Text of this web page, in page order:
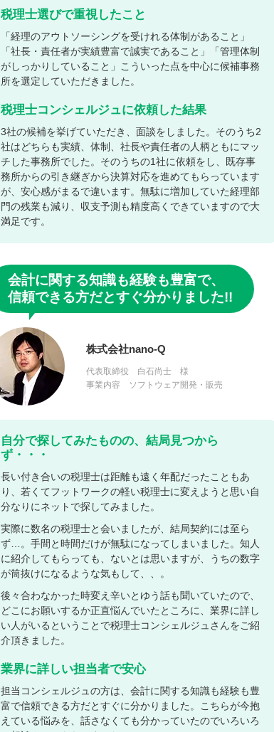
税理士選びで重視したこと
「経理のアウトソーシングを受けれる体制があること」
「社長・責任者が実績豊富で誠実であること」「管理体制
がしっかりしていること」こういった点を中心に候補事務
所を選定していただきました。
税理士コンシェルジュに依頼した結果
3社の候補を挙げていただき、面談をしました。そのうち2
社はどちらも実績、体制、社長や責任者の人柄ともにマッ
チした事務所でした。そのうちの1社に依頼をし、既存事
務所からの引き継ぎから決算対応を進めてもらっています
が、安心感がまるで違います。無駄に増加していた経理部
門の残業も減り、収支予測も精度高くできていますので大
満足です。
会計に関する知識も経験も豊富で、
信頼できる方だとすぐ分かりました!!
株式会社nano-Q
代表取締役 白石尚士 様
事業内容 ソフトウェア開発・販売
自分で探してみたものの、結局見つから
ず・・・
長い付き合いの税理士は距離も遠く年配だったこともあ
り、若くてフットワークの軽い税理士に変えようと思い自
分なりにネットで探してみました。
実際に数名の税理士と会いましたが、結局契約には至ら
ず…。手間と時間だけが無駄になってしまいました。知人
に紹介してもらっても、ないとは思いますが、うちの数字
が筒抜けになるような気もして、、。
後々合わなかった時変え辛いとゆう話も聞いていたので、
どこにお願いするか正直悩んでいたところに、業界に詳し
い人がいるということで税理士コンシェルジュさんをご紹
介頂きました。
業界に詳しい担当者で安心
担当コンシェルジュの方は、会計に関する知識も経験も豊
富で信頼できる方だとすぐに分かりました。こちらが今抱
えている悩みを、話さなくても分かっていたのでいろいろ